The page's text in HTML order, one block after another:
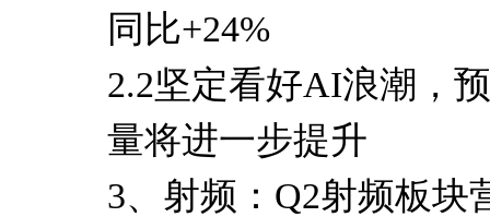
同比+24%
2.2坚定看好AI浪潮，
量将进一步提升
3、射频：Q2射频板块